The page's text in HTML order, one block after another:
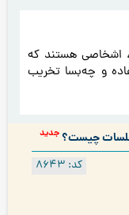
اشخاصی هستند که
و چه‌بسا تخریب
چیست؟جدید
کد: 8643